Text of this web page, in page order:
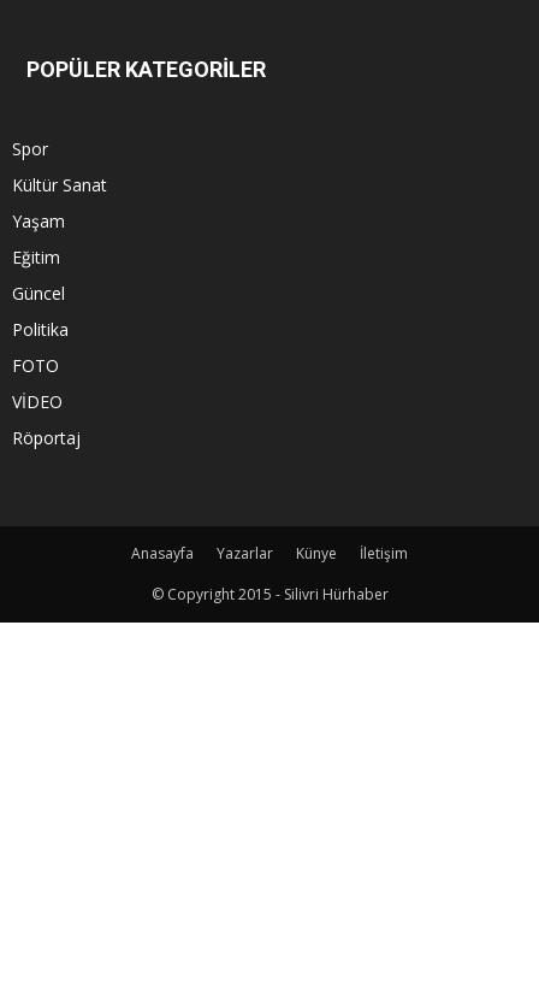
POPÜLER KATEGORİLER
Spor
Kültür Sanat
Yaşam
Eğitim
Güncel
Politika
FOTO
VİDEO
Röportaj
Anasayfa Yazarlar Künye
İletişim
© Copyright 2015 - Silivri Hürhaber